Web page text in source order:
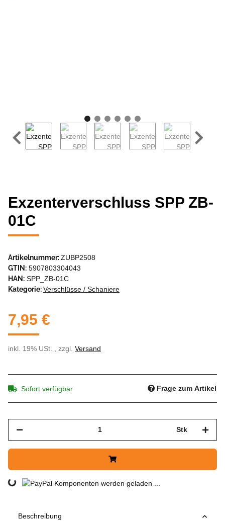
Exzenterverschluss SPP ZB-
01C
Artikelnummer:ZUBP2508
GTIN: 5907803304043
HAN: SPP_ZB-01C
Kategorie:Verschlüsse / Schaniere
7,95 €
inkl. 19% USt. , zzgl. Versand
Sofort verfügbar Frage zum Artikel
Stk
Loading... Komponenten werden geladen ...
Beschreibung